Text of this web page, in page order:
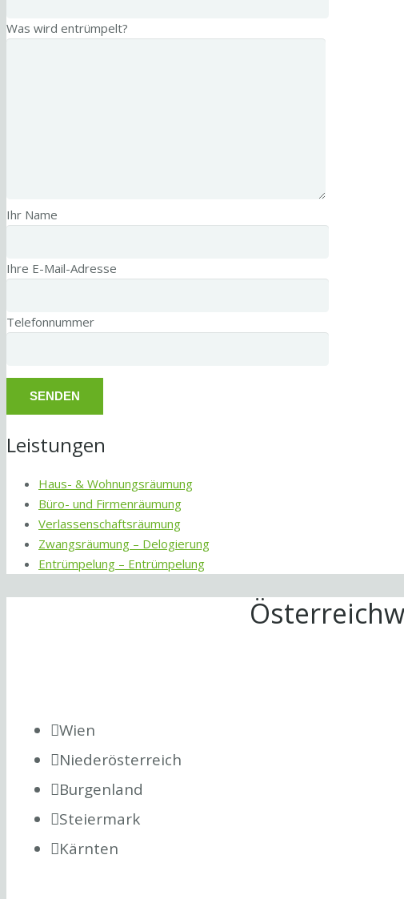
Was wird entrümpelt?
Ihr Name
Ihre E-Mail-Adresse
Telefonnummer
Leistungen
Haus- & Wohnungsräumung
Büro- und Firmenräumung
Verlassenschaftsräumung
Zwangsräumung – Delogierung
Entrümpelung – Entrümpelung
Wien
Niederösterreich
Burgenland
Steiermark
Kärnten